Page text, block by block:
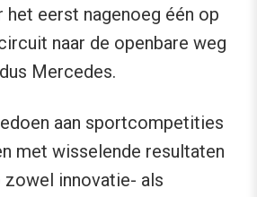
eerst nagenoeg één op
naar de openbare weg
Mercedes.
aan sportcompetities
met wisselende resultaten
innovatie- als